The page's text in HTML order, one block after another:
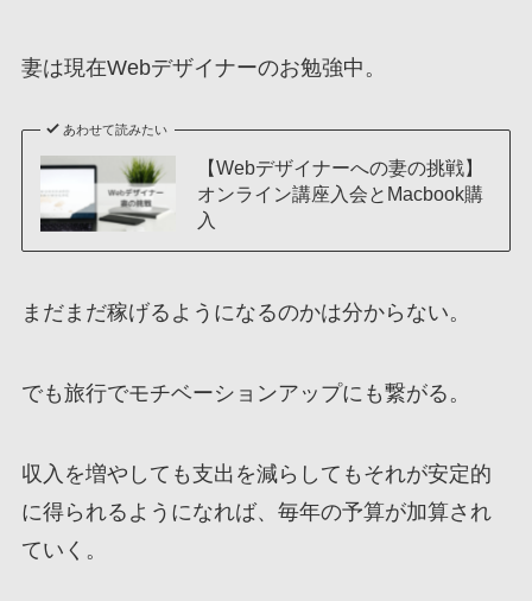
妻は現在Webデザイナーのお勉強中。
あわせて読みたい
【Webデザイナーへの妻の挑戦】
オンライン講座入会とMacbook購
入
まだまだ稼げるようになるのかは分からない。
でも旅行でモチベーションアップにも繋がる。
収入を増やしても支出を減らしてもそれが安定的
に得られるようになれば、毎年の予算が加算され
ていく。